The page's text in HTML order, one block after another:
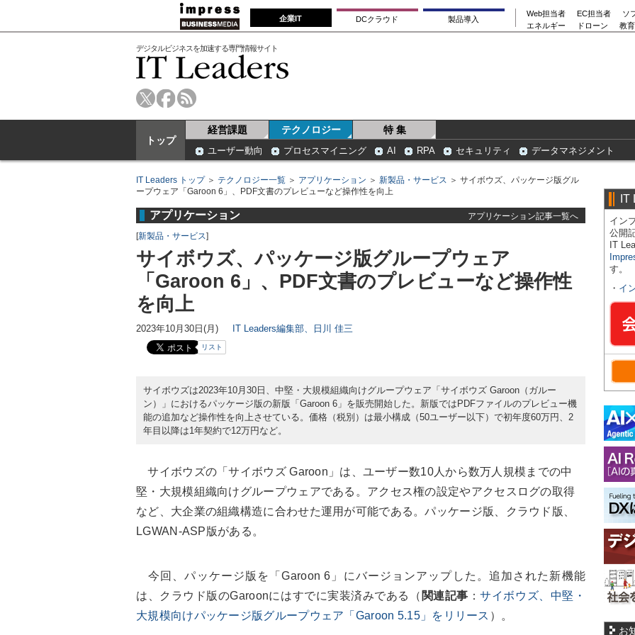
企業IT DCクラウド 製品導入
Web担当者 EC担当者
ソ
エネルギー
ドローン 教
デジタルビジネスを加速する専門情報サイト
トップ
経営課題 テクノロジー 特 集
ユーザー動向 プロセスマイニング AI RPA セキュリティ データマネジメント
IT Leaders トップ＞ テクノロジー一覧 ＞ アプリケーション ＞ 新製品・サービス ＞ サイボウズ、パッケージ版グル
ープウェア「Garoon 6」、PDF文書のプレビューなど操作性を向上
アプリケーション
アプリケーション記事一覧へ
[新製品・サービス]
サイボウズ、パッケージ版グループウェア
「Garoon 6」、PDF文書のプレビューなど操作性
を向上
2023年10月30日(月) IT Leaders編集部、日川 佳三
リスト
サイボウズは2023年10月30日、中堅・大規模組織向けグループウェア「サイボウズ Garoon（ガルー
ン）」におけるパッケージ版の新版「Garoon 6」を販売開始した。新版ではPDFファイルのプレビュー機
能の追加など操作性を向上させている。価格（税別）は最小構成（50ユーザー以下）で初年度60万円、2
年目以降は1年契約で12万円など。
サイボウズの「サイボウズ Garoon」は、ユーザー数10人から数万人規模までの中
堅・大規模組織向けグループウェアである。アクセス権の設定やアクセスログの取得
など、大企業の組織構造に合わせた運用が可能である。パッケージ版、クラウド版、
LGWAN-ASP版がある。
今回、パッケージ版を「Garoon 6」にバージョンアップした。追加された新機能
は、クラウド版のGaroonにはすでに実装済みである（ 関連記事 ：サイボウズ、中堅・
大規模向けパッケージ版グループウェア「Garoon 5.15」をリリース ）。
IT
イン
公開
IT
す。
・ イ
お